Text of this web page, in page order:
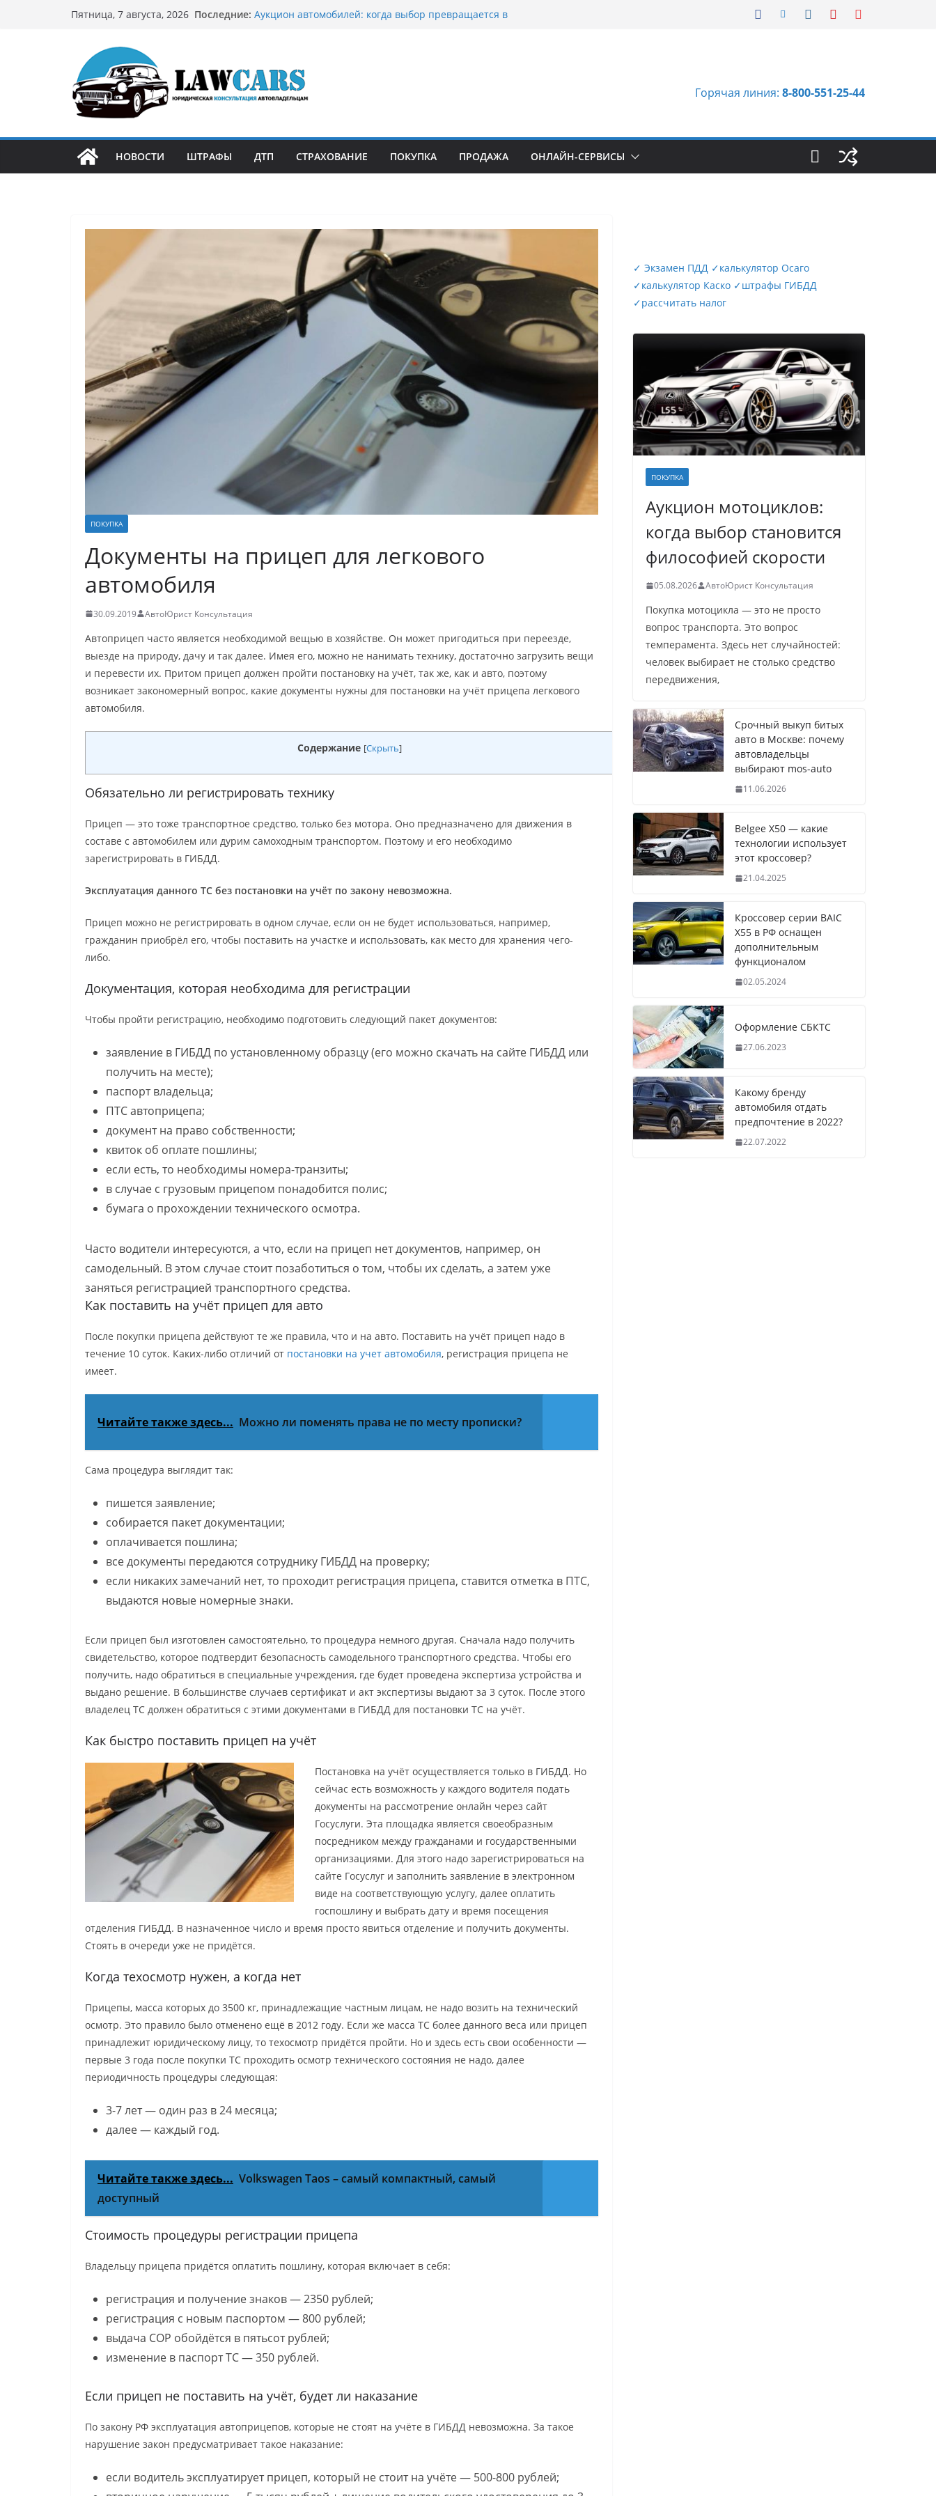
Пятница, 7 августа, 2026 Последние: Аукцион автомобилей: когда выбор превращается в
Срочный выкуп битых авто в Москве: почему
автовладельцы выбирают mos-auto
Бриллиантовые серьги: вечная классика или
может подойти
Горячая линия: 8-800-551-25-44
НОВОСТИ ШТРАФЫ ДТП СТРАХОВАНИЕ ПОКУПКА ПРОДАЖА ОНЛАЙН-СЕРВИСЫ
ПОКУПКА
Документы на прицеп для легкового
автомобиля
30.09.2019 АвтоЮрист Консультация
Автоприцеп часто является необходимой вещью в хозяйстве. Он может пригодиться при переезде,
выезде на природу, дачу и так далее. Имея его, можно не нанимать технику, достаточно загрузить вещи
и перевести их. Притом прицеп должен пройти постановку на учёт, так же, как и авто, поэтому
возникает закономерный вопрос, какие документы нужны для постановки на учёт прицепа легкового
автомобиля.
Содержание [Скрыть]
Обязательно ли регистрировать технику
Прицеп — это тоже транспортное средство, только без мотора. Оно предназначено для движения в
составе с автомобилем или дурим самоходным транспортом. Поэтому и его необходимо
зарегистрировать в ГИБДД.
Эксплуатация данного ТС без постановки на учёт по закону невозможна.
Прицеп можно не регистрировать в одном случае, если он не будет использоваться, например,
гражданин приобрёл его, чтобы поставить на участке и использовать, как место для хранения чего-
либо.
Документация, которая необходима для регистрации
Чтобы пройти регистрацию, необходимо подготовить следующий пакет документов:
заявление в ГИБДД по установленному образцу (его можно скачать на сайте ГИБДД или
получить на месте);
паспорт владельца;
ПТС автоприцепа;
документ на право собственности;
квиток об оплате пошлины;
если есть, то необходимы номера-транзиты;
в случае с грузовым прицепом понадобится полис;
бумага о прохождении технического осмотра.
Часто водители интересуются, а что, если на прицеп нет документов, например, он
самодельный. В этом случае стоит позаботиться о том, чтобы их сделать, а затем уже
заняться регистрацией транспортного средства.
Как поставить на учёт прицеп для авто
После покупки прицепа действуют те же правила, что и на авто. Поставить на учёт прицеп надо в
течение 10 суток. Каких-либо отличий от постановки на учет автомобиля, регистрация прицепа не
имеет.
Читайте также здесь... Можно ли поменять права не по месту прописки?
Сама процедура выглядит так:
пишется заявление;
собирается пакет документации;
оплачивается пошлина;
все документы передаются сотруднику ГИБДД на проверку;
если никаких замечаний нет, то проходит регистрация прицепа, ставится отметка в ПТС,
выдаются новые номерные знаки.
Если прицеп был изготовлен самостоятельно, то процедура немного другая. Сначала надо получить
свидетельство, которое подтвердит безопасность самодельного транспортного средства. Чтобы его
получить, надо обратиться в специальные учреждения, где будет проведена экспертиза устройства и
выдано решение. В большинстве случаев сертификат и акт экспертизы выдают за 3 суток. После этого
владелец ТС должен обратиться с этими документами в ГИБДД для постановки ТС на учёт.
Как быстро поставить прицеп на учёт
Постановка на учёт осуществляется только в ГИБДД. Но
сейчас есть возможность у каждого водителя подать
документы на рассмотрение онлайн через сайт
Госуслуги. Эта площадка является своеобразным
посредником между гражданами и государственными
организациями. Для этого надо зарегистрироваться на
сайте Госуслуг и заполнить заявление в электронном
виде на соответствующую услугу, далее оплатить
госпошлину и выбрать дату и время посещения
отделения ГИБДД. В назначенное число и время просто явиться отделение и получить документы.
Стоять в очереди уже не придётся.
Когда техосмотр нужен, а когда нет
Прицепы, масса которых до 3500 кг, принадлежащие частным лицам, не надо возить на технический
осмотр. Это правило было отменено ещё в 2012 году. Если же масса ТС более данного веса или прицеп
принадлежит юридическому лицу, то техосмотр придётся пройти. Но и здесь есть свои особенности —
первые 3 года после покупки ТС проходить осмотр технического состояния не надо, далее
периодичность процедуры следующая:
3-7 лет — один раз в 24 месяца;
далее — каждый год.
Читайте также здесь... Volkswagen Taos – самый компактный, самый
доступный
Стоимость процедуры регистрации прицепа
Владельцу прицепа придётся оплатить пошлину, которая включает в себя:
регистрация и получение знаков — 2350 рублей;
регистрация с новым паспортом — 800 рублей;
выдача СОР обойдётся в пятьсот рублей;
изменение в паспорт ТС — 350 рублей.
Если прицеп не поставить на учёт, будет ли наказание
По закону РФ эксплуатация автоприцепов, которые не стоят на учёте в ГИБДД невозможна. За такое
нарушение закон предусматривает такое наказание:
если водитель эксплуатирует прицеп, который не стоит на учёте — 500-800 рублей;
✓ Экзамен ПДД ✓калькулятор Осаго
✓калькулятор Каско ✓штрафы ГИБДД
✓рассчитать налог
ПОКУПКА
Аукцион мотоциклов:
когда выбор становится
философией скорости
05.08.2026 АвтоЮрист Консультация
Покупка мотоцикла — это не просто
вопрос транспорта. Это вопрос
темперамента. Здесь нет случайностей:
человек выбирает не столько средство
передвижения,
Срочный выкуп битых
авто в Москве: почему
автовладельцы
выбирают mos-auto
11.06.2026
Belgee X50 — какие
технологии использует
этот кроссовер?
21.04.2025
Кроссовер серии BAIC
X55 в РФ оснащен
дополнительным
функционалом
02.05.2024
Оформление СБКТС
27.06.2023
Какому бренду
автомобиля отдать
предпочтение в 2022?
22.07.2022